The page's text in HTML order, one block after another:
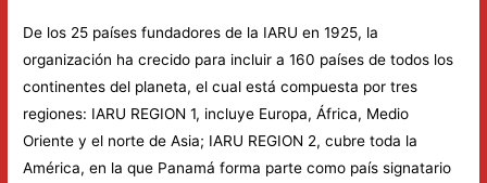
De los 25 países fundadores de la IARU en 1925, la
organización ha crecido para incluir a 160 países de todos los
continentes del planeta, el cual está compuesta por tres
regiones: IARU REGION 1, incluye Europa, África, Medio
Oriente y el norte de Asia; IARU REGION 2, cubre toda la
América, en la que Panamá forma parte como país signatario